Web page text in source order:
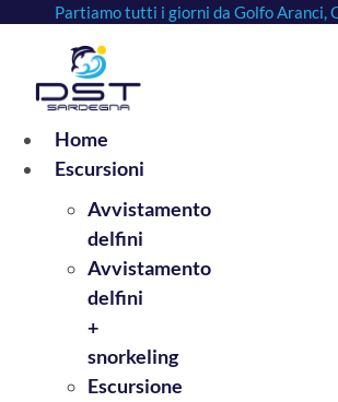
contenuto
Partiamo tutti i giorni da Golfo Aranci,
Home
Escursioni
Avvistamento
delfini
Avvistamento
delfini
+
snorkeling
Escursione